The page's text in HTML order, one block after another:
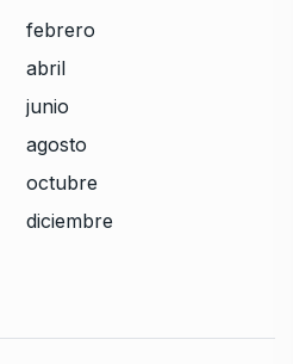
febrero
abril
junio
agosto
octubre
diciembre